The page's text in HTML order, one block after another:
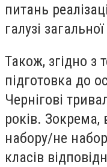
питань
галузі
Також, згідно з
підготовка до
Чернігові
років. Зокрема,
набору/не
класів